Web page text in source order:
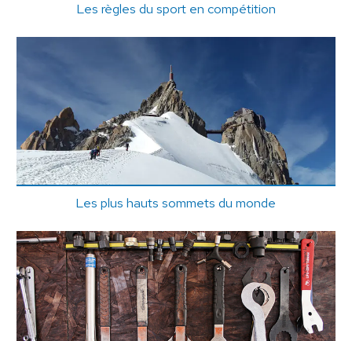
Les règles du sport en compétition
Les plus hauts sommets du monde